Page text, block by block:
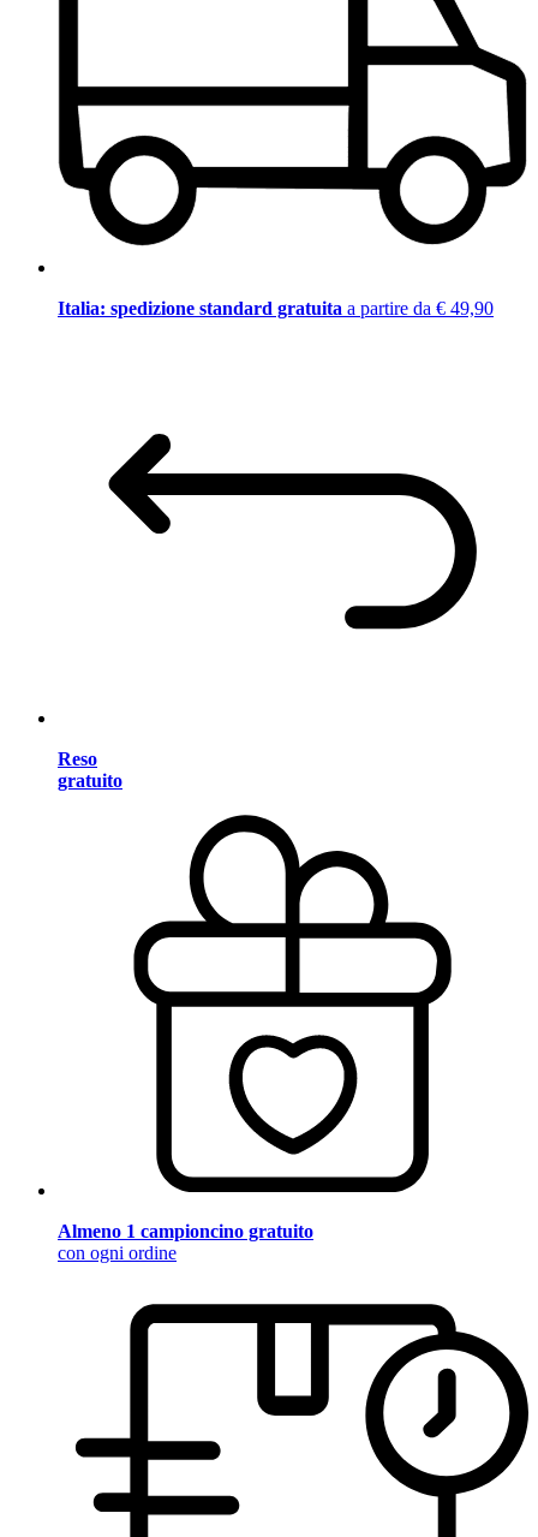
Italia: spedizione standard gratuita a partire da € 49,90
Reso
gratuito
Almeno 1 campioncino gratuito
con ogni ordine